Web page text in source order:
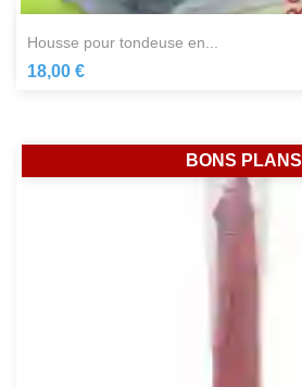
housse pour tondeuse en...
18,00 €
BONS PLANS